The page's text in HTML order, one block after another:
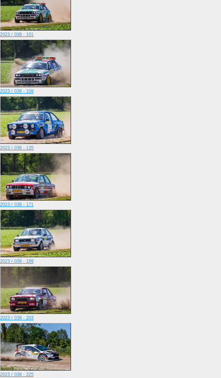
2023 / 038 - 101
2023 / 038 - 109
2023 / 038 - 135
2023 / 038 - 171
2023 / 038 - 189
2023 / 038 - 203
2023 / 038 - 225